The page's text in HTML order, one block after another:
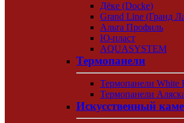
Дёке (Docke)
Grand Line (Гранд
Альта Профиль
Ю-пласт
AQUASYSTEM
Термопанели
Термопанели White
Термопанели
Искусственный